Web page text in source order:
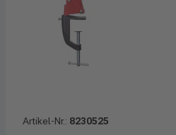
Artikel-Nr.: 8230525